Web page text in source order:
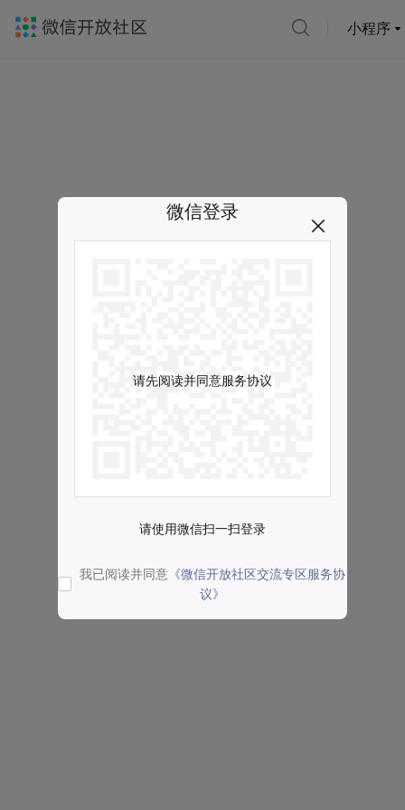
小程序
微信登录
请先阅读并同意服务协议
请使用微信扫一扫登录
我已阅读并同意 《微信开放社区交流专区服务协
议》